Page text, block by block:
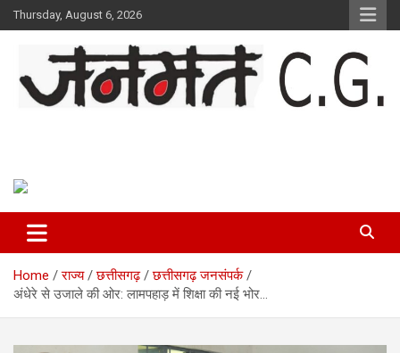
Skip
to
Thursday, August 6, 2026
Home राज्य छत्तीसगढ़
छत्तीसगढ़ जनसंपर्क
अंधेरे से उजाले की ओर: लामपहाड़ में शिक्षा की नई भोर…